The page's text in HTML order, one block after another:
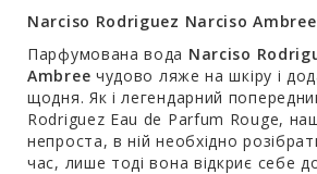
Narciso Rodriguez Narciso Ambree
Парфумована вода Narciso
Ambree чудово ляже на шкіру і
щодня. Як і легендарний
Rodriguez Eau de Parfum Rouge,
непроста, в ній необхідно
час, лише тоді вона відкриє себе